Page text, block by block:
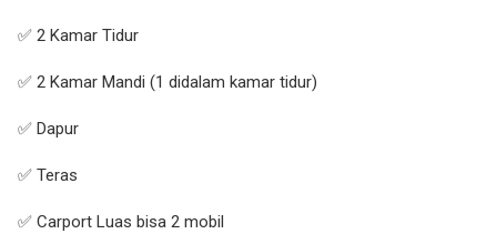
✅ 2 Kamar Tidur
✅ 2 Kamar Mandi (1 didalam kamar tidur)
✅ Dapur
✅ Teras
✅ Carport Luas bisa 2 mobil